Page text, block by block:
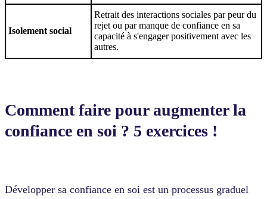
Isolement social
Retrait des interactions sociales par peur du
rejet ou par manque de confiance en sa
capacité à s'engager positivement avec les
autres.
Comment faire pour augmenter la
confiance en soi ? 5 exercices !
Développer sa confiance en soi est un processus graduel